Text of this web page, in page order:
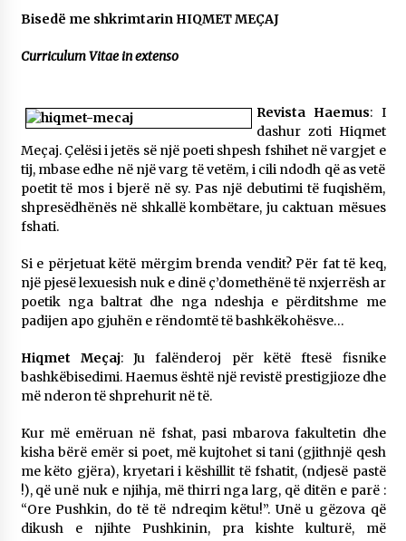
PRANVEROR
Gazeta Kallarati nr. 117
Gazeta Kallarati nr. 116
28/01/2026
Mbi kockat e martirëve ngrihet Atdheu
Gazeta Kallarati nr. 115
14/10/2025
Vexhi Buharaja për Heroin e Popullit, Mumin
Selami.
04/10/2025
KALLARATI NË AKSIONET KOMBËTARE PËR
RINDËRTIMIN E VENDIT – NGA ÇIZE XHAFERAJ
22/09/2025
– ËNGJËLL HASIMAJ – “KUJTIMET E MIA PËR
KALLARATIN SI MËSUES I MATEMATIKËS, POR
EDHE SI NJË BANOR I PËRKOHSHËM I TIJ”
Bisedë me shkrimtarin HIQMET MEÇAJ
Curriculum Vitae in extenso
Revista Haemus: I
dashur zoti Hiqmet
Meçaj. Çelësi i jetës së një poeti shpesh fshihet në vargjet e
tij, mbase edhe në një varg të vetëm, i cili ndodh që as vetë
poetit të mos i bjerë në sy. Pas një debutimi të fuqishëm,
shpresëdhënës në shkallë kombëtare, ju caktuan mësues
fshati.
Si e përjetuat këtë mërgim brenda vendit? Për fat të keq,
një pjesë lexuesish nuk e dinë ç’domethënë të nxjerrësh ar
poetik nga baltrat dhe nga ndeshja e përditshme me
padijen apo gjuhën e rëndomtë të bashkëkohësve…
Hiqmet Meçaj: Ju falënderoj për këtë ftesë fisnike
bashkëbisedimi. Haemus është një revistë prestigjioze dhe
më nderon të shprehurit në të.
Kur më emëruan në fshat, pasi mbarova fakultetin dhe
kisha bërë emër si poet, më kujtohet si tani (gjithnjë qesh
me këto gjëra), kryetari i këshillit të fshatit, (ndjesë pastë
!), që unë nuk e njihja, më thirri nga larg, që ditën e parë :
“Ore Pushkin, do të të ndreqim këtu!”. Unë u gëzova që
dikush e njihte Pushkinin, pra kishte kulturë, më